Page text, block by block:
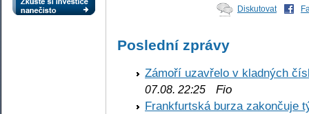
Diskutovat
Poslední zprávy
Zámoří uzavřelo v kladných
07.08. 22:25 Fio
Frankfurtská burza zakončuje